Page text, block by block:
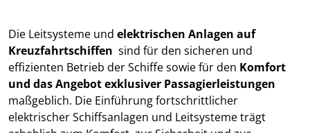
Die Leitsysteme und elektrischen Anlagen auf
Kreuzfahrtschiffen sind für den sicheren und
effizienten Betrieb der Schiffe sowie für den Komfort
und das Angebot exklusiver Passagierleistungen
maßgeblich. Die Einführung fortschrittlicher
elektrischer Schiffsanlagen und Leitsysteme trägt